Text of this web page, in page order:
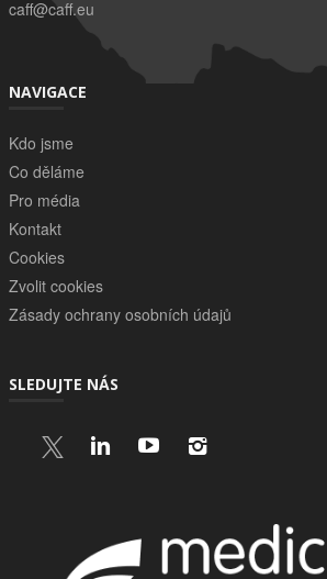
caff@caff.eu
NAVIGACE
Kdo jsme
Co děláme
Pro média
Kontakt
Cookies
Zvolit cookies
Zásady ochrany osobních údajů
SLEDUJTE NÁS